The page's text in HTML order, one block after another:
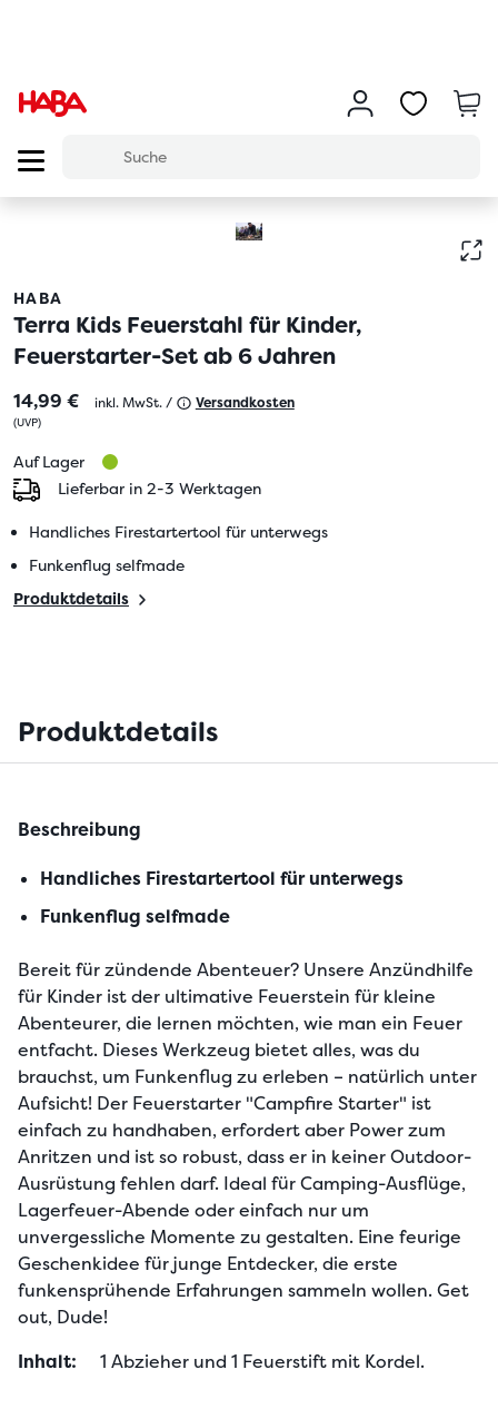
HABA
Terra Kids Feuerstahl für Kinder,
Feuerstarter-Set ab 6 Jahren
14,99 € inkl. MwSt. / Versandkosten
(UVP)
Auf Lager
Lieferbar in 2-3 Werktagen
Handliches Firestartertool für unterwegs
Funkenflug selfmade
Produktdetails
Produktdetails
Beschreibung
Handliches Firestartertool für unterwegs
Funkenflug selfmade
Bereit für zündende Abenteuer? Unsere Anzündhilfe
für Kinder ist der ultimative Feuerstein für kleine
Abenteurer, die lernen möchten, wie man ein Feuer
entfacht. Dieses Werkzeug bietet alles, was du
brauchst, um Funkenflug zu erleben – natürlich unter
Aufsicht! Der Feuerstarter "Campfire Starter" ist
einfach zu handhaben, erfordert aber Power zum
Anritzen und ist so robust, dass er in keiner Outdoor-
Ausrüstung fehlen darf. Ideal für Camping-Ausflüge,
Lagerfeuer-Abende oder einfach nur um
unvergessliche Momente zu gestalten. Eine feurige
Geschenkidee für junge Entdecker, die erste
funkensprühende Erfahrungen sammeln wollen. Get
out, Dude!
Inhalt:
1 Abzieher und 1 Feuerstift mit Kordel.